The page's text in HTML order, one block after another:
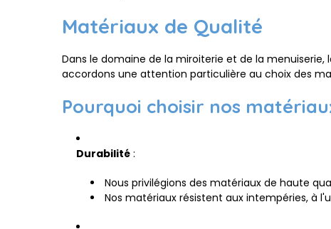
Matériaux de Qualité
Dans le domaine de la miroiterie et de la menuiserie,
accordons une attention particulière au choix des
Pourquoi choisir nos
Durabilité :
Nous privilégions des matériaux de haute
Nos matériaux résistent aux intempéries, à